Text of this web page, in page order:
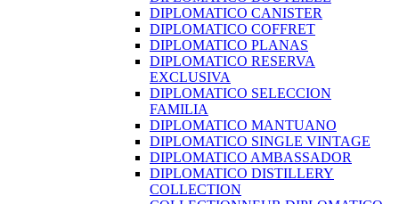
DIPLOMATICO CANISTER
DIPLOMATICO COFFRET
DIPLOMATICO PLANAS
DIPLOMATICO RESERVA
EXCLUSIVA
DIPLOMATICO SELECCION
FAMILIA
DIPLOMATICO MANTUANO
DIPLOMATICO SINGLE VINTAGE
DIPLOMATICO AMBASSADOR
DIPLOMATICO DISTILLERY
COLLECTION